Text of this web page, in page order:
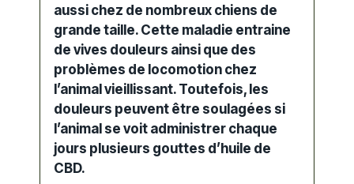
aussi chez de nombreux chiens de
grande taille. Cette maladie entraine
de vives douleurs ainsi que des
problèmes de locomotion chez
l’animal vieillissant. Toutefois, les
douleurs peuvent être soulagées si
l’animal se voit administrer chaque
jours plusieurs gouttes d’huile de
CBD.